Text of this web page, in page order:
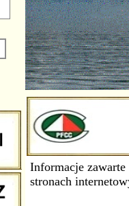
Informacje
stronach